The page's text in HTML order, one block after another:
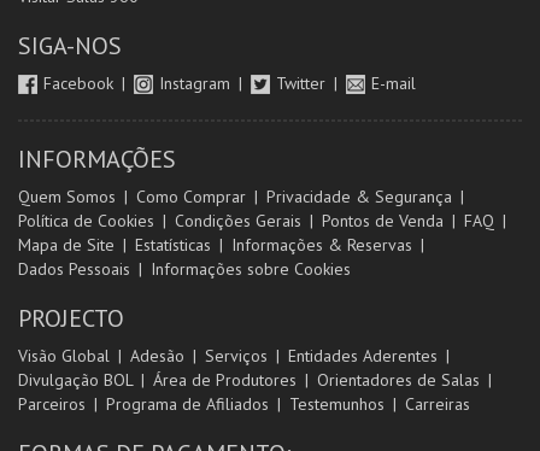
SIGA-NOS
Facebook Instagram Twitter E-mail
INFORMAÇÕES
Quem Somos Como Comprar
Privacidade & Segurança
Política de Cookies
Condições Gerais Pontos de Venda
FAQ
Mapa de Site
Estatísticas
Informações & Reservas
Dados Pessoais
Informações sobre Cookies
PROJECTO
Visão Global Adesão Serviços
Entidades Aderentes
Divulgação BOL
Área de Produtores
Orientadores de Salas
Parceiros
Programa de Afiliados Testemunhos Carreiras